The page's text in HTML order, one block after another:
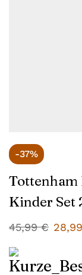
-37%
Kinder Set
45,99€ 28,99